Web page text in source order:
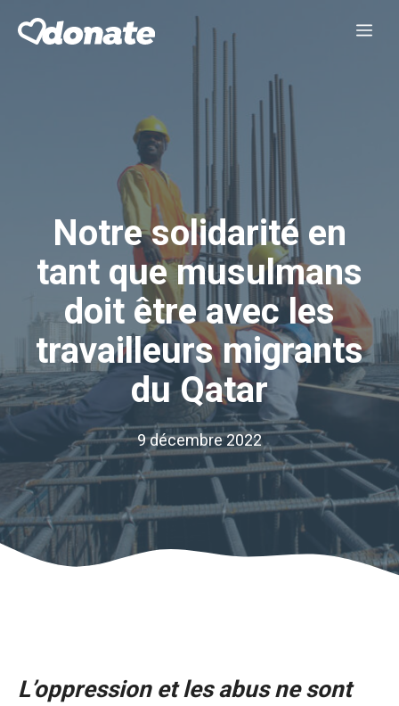
Notre solidarité en
tant que musulmans
doit être avec les
travailleurs migrants
du Qatar
9 décembre 2022
L’oppression et les abus ne sont